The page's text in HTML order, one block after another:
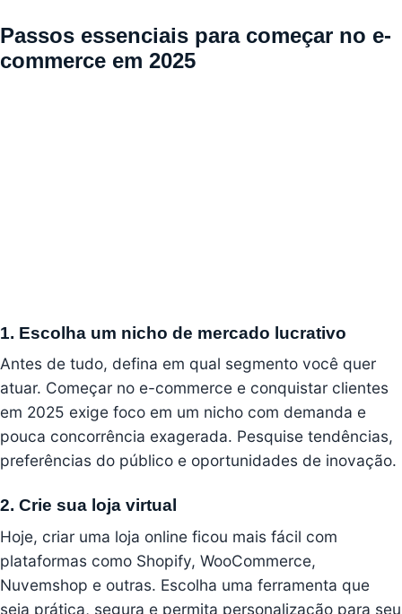
Passos essenciais para começar no e-
commerce em 2025
1. Escolha um nicho de mercado lucrativo
Antes de tudo, defina em qual segmento você quer
atuar. Começar no e-commerce e conquistar clientes
em 2025 exige foco em um nicho com demanda e
pouca concorrência exagerada. Pesquise tendências,
preferências do público e oportunidades de inovação.
2. Crie sua loja virtual
Hoje, criar uma loja online ficou mais fácil com
plataformas como Shopify, WooCommerce,
Nuvemshop e outras. Escolha uma ferramenta que
seja prática, segura e permita personalização para seu